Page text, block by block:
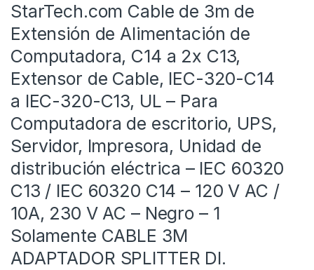
StarTech.com Cable de 3m de
Extensión de Alimentación de
Computadora, C14 a 2x C13,
Extensor de Cable, IEC-320-C14
a IEC-320-C13, UL – Para
Computadora de escritorio, UPS,
Servidor, Impresora, Unidad de
distribución eléctrica – IEC 60320
C13 / IEC 60320 C14 – 120 V AC /
10A, 230 V AC – Negro – 1
Solamente CABLE 3M
ADAPTADOR SPLITTER DI.